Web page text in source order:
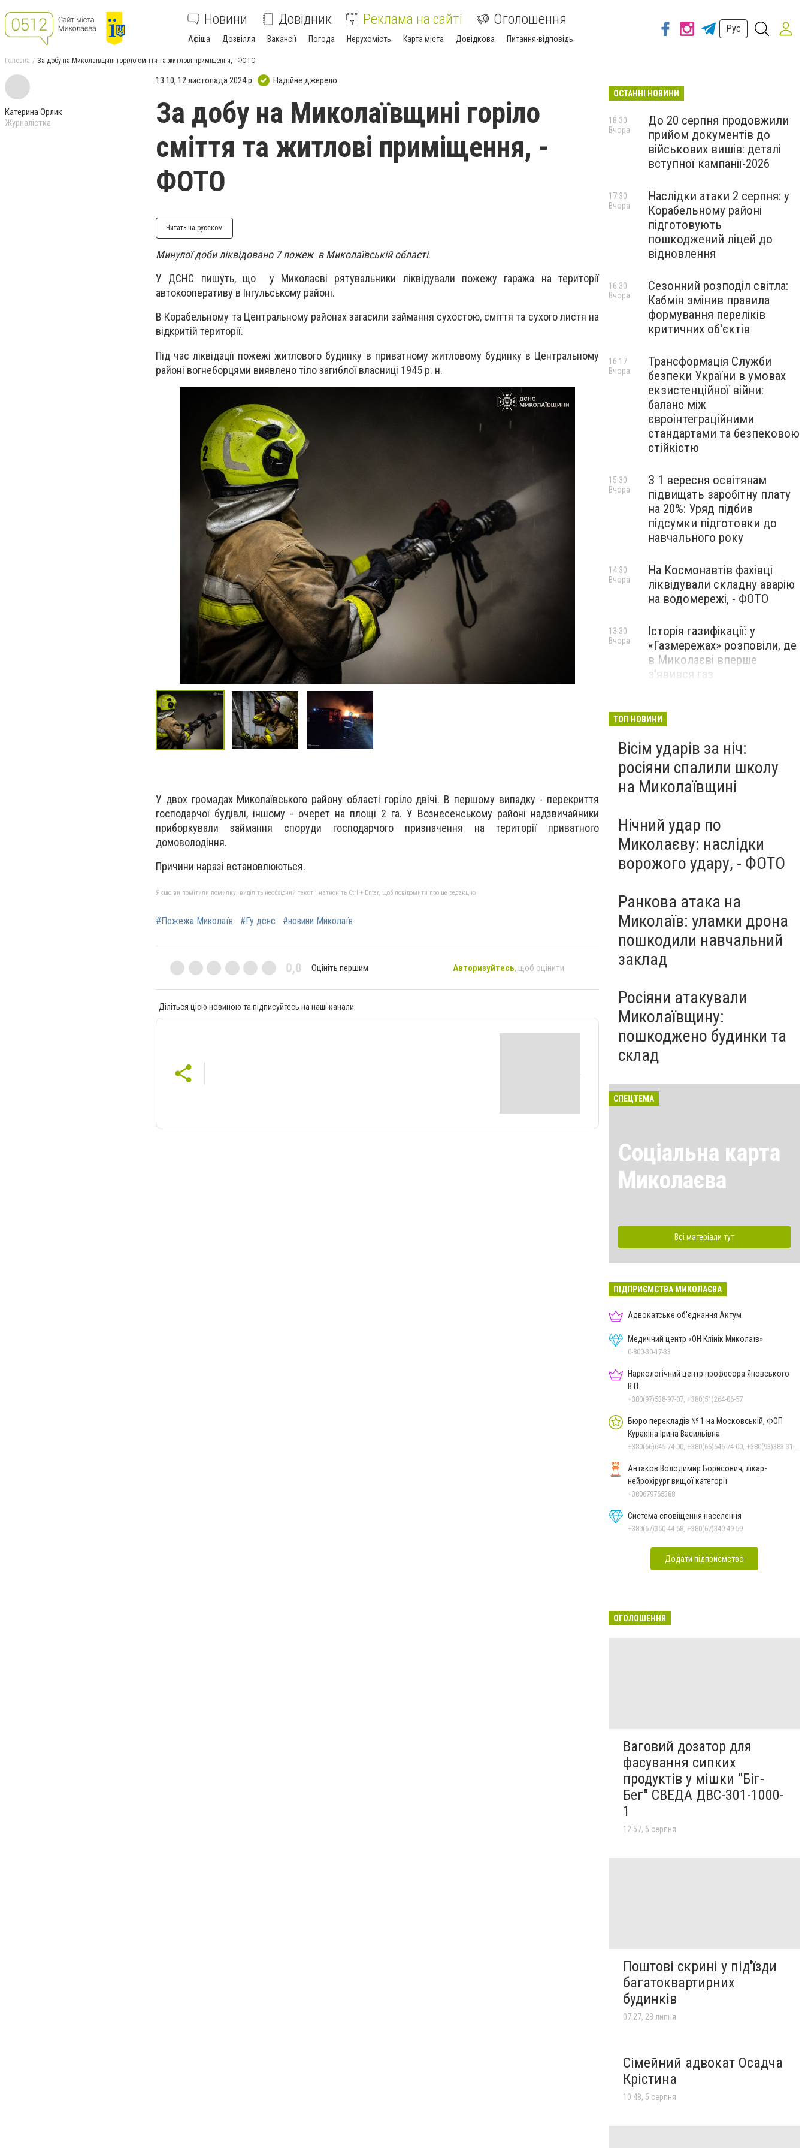
Новини Довідник Реклама на сайті Оголошення
Афіша Дозвілля Вакансії Погода Нерухомість Карта міста Довідкова Питання-відповідь
Рус
Головна За добу на Миколаївщині горіло сміття та житлові приміщення, - ФОТО
Катерина Орлик
Журналістка
13:10, 12 листопада 2024 р. Надійне джерело
За добу на Миколаївщині горіло
сміття та житлові приміщення, -
ФОТО
Читать на русском
Минулої доби ліквідовано 7 пожеж в Миколаївській області.
У ДСНС пишуть, що у Миколаєві рятувальники ліквідували пожежу гаража на території
автокооперативу в Інгульському районі.
В Корабельному та Центральному районах загасили займання сухостою, сміття та сухого листя на
відкритій території.
Під час ліквідації пожежі житлового будинку в приватному житловому будинку в Центральному
районі вогнеборцями виявлено тіло загиблої власниці 1945 р. н.
У двох громадах Миколаївського району області горіло двічі. В першому випадку - перекриття
господарчої будівлі, іншому - очерет на площі 2 га. У Вознесенському районі надзвичайники
приборкували займання споруди господарчого призначення на території приватного
домоволодіння.
Причини наразі встановлюються.
Якщо ви помітили помилку, виділіть необхідний текст і натисніть Ctrl + Enter, щоб повідомити про це редакцію
#Пожежа Миколаїв #Гу дснс #новини Миколаїв
0,0 Оцініть першим Авторизуйтесь, щоб оцінити
Діліться цією новиною та підписуйтесь на наші канали
ОСТАННІ НОВИНИ
До 20 серпня продовжили
прийом документів до
військових вишів: деталі
вступної кампанії-2026
18:30
Вчора
Наслідки атаки 2 серпня: у
Корабельному районі
підготовують
пошкоджений ліцей до
відновлення
17:30
Вчора
Сезонний розподіл світла:
Кабмін змінив правила
формування переліків
критичних об'єктів
16:30
Вчора
Трансформація Служби
безпеки України в умовах
екзистенційної війни:
баланс між
євроінтеграційними
стандартами та безпековою
стійкістю
16:17
Вчора
З 1 вересня освітянам
підвищать заробітну плату
на 20%: Уряд підбив
підсумки підготовки до
навчального року
15:30
Вчора
На Космонавтів фахівці
ліквідували складну аварію
на водомережі, - ФОТО
14:30
Вчора
Історія газифікації: у
«Газмережах» розповіли, де
в Миколаєві вперше
з'явився газ
13:30
Вчора
Миколаєві 2026: шукаємо
перезавантаження
ПАРТНЕРСЬКИЙ СПЕЦПРОЄКТ
Вчора
ТОП НОВИНИ
Вісім ударів за ніч:
росіяни спалили школу
на Миколаївщині
Нічний удар по
Миколаєву: наслідки
ворожого удару, - ФОТО
Ранкова атака на
Миколаїв: уламки дрона
пошкодили навчальний
заклад
Росіяни атакували
Миколаївщину:
пошкоджено будинки та
склад
СПЕЦТЕМА
Соціальна карта
Миколаєва
Всі матеріали тут
ПІДПРИЄМСТВА МИКОЛАЄВА
Адвокатське об'єднання Актум
Медичний центр «ОН Клінік Миколаїв»
0-800-30-17-33
Наркологічний центр професора Яновського
В.П.
+380(97)538-97-07, +380(51)264-06-57
Бюро перекладів № 1 на Московській, ФОП
Куракіна Ірина Васильівна
Антаков Володимир Борисович, лікар-
нейрохірург вищої категорії
+380679765388
Система сповіщення населення
+380(67)350-44-68, +380(67)340-49-59
Додати підприємство
ОГОЛОШЕННЯ
Ваговий дозатор для
фасування сипких
продуктів у мішки "Біг-
Бег" СВЕДА ДВС-301-1000-
1
12:57, 5 серпня
Поштові скрині у під'їзди
багатоквартирних
будинків
07:27, 28 липня
Сімейний адвокат Осадча
Крістина
10:48, 5 серпня